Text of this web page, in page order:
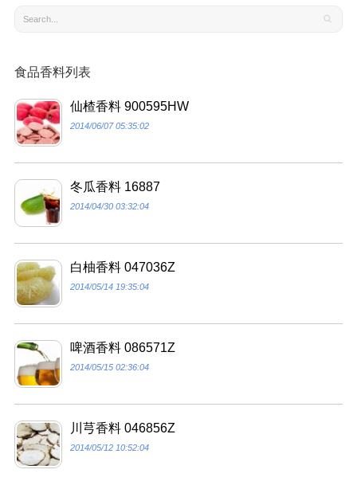
食品香料列表
仙楂香料 900595HW
2014/06/07 05:35:02
冬瓜香料 16887
2014/04/30 03:32:04
白柚香料 047036Z
2014/05/14 19:35:04
啤酒香料 086571Z
2014/05/15 02:36:04
川芎香料 046856Z
2014/05/12 10:52:04